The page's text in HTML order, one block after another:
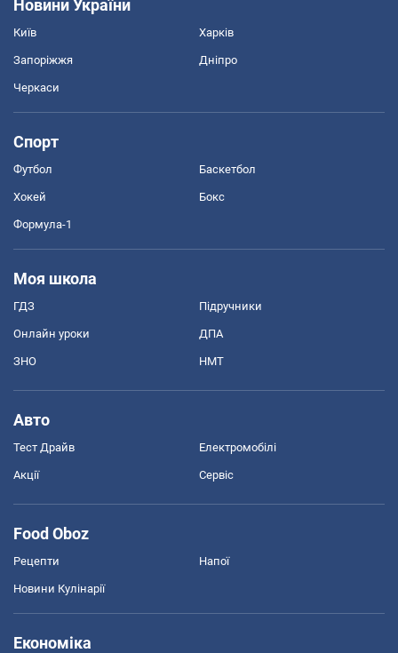
Новини України
Київ Харків
Запоріжжя Дніпро
Черкаси
Спорт
Футбол Баскетбол
Хокей Бокс
Формула-1
Моя школа
ГДЗ Підручники
Онлайн уроки ДПА
ЗНО НМТ
Авто
Тест Драйв Електромобілі
Акції Сервіс
Food Oboz
Рецепти Напої
Новини Кулінарії
Економіка